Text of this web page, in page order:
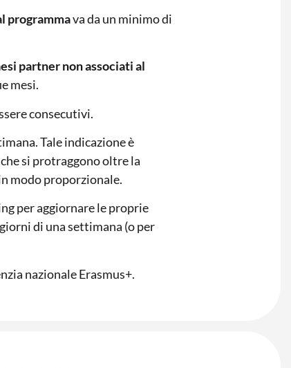
programmava da un minimo di
partner non associati al
mesi.
consecutivi.
Tale indicazione è
si protraggono oltre la
modo proporzionale.
per aggiornare le proprie
di una settimana (o per
nazionale Erasmus+.